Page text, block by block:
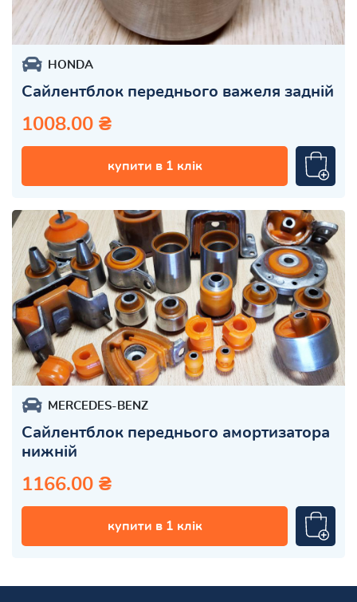
HONDA
Сайлентблок переднього важеля задній
1008.00 ₴
купити в 1 клік
MERCEDES-BENZ
Сайлентблок переднього амортизатора
нижній
1166.00 ₴
купити в 1 клік